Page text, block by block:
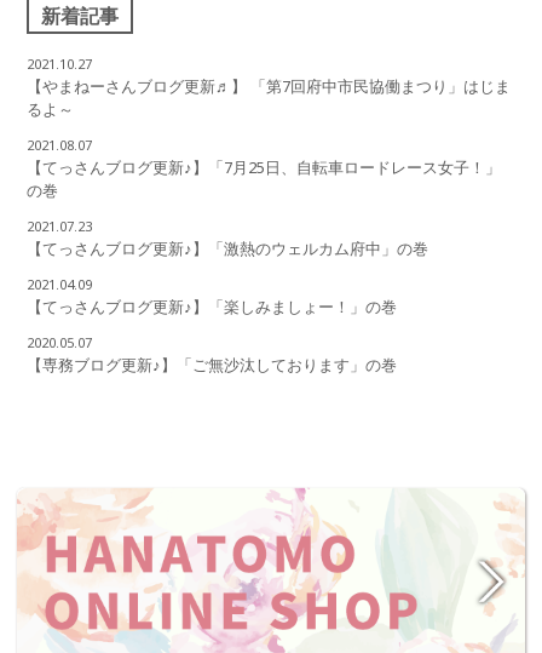
新着記事
2021.10.27
【やまねーさんブログ更新♬】 「第7回府中市民協働まつり」はじま
るよ～
2021.08.07
【てっさんブログ更新♪】「7月25日、自転車ロードレース女子！」
の巻
2021.07.23
【てっさんブログ更新♪】「激熱のウェルカム府中」の巻
2021.04.09
【てっさんブログ更新♪】「楽しみましょー！」の巻
2020.05.07
【専務ブログ更新♪】「ご無沙汰しております」の巻